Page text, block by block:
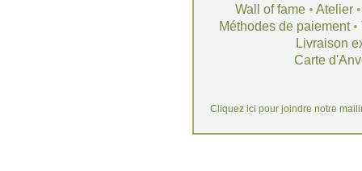
Wall of fame• Atelier
Méthodes de paiement•
Livraison
Carte
Cliquez ici pour joindre notre